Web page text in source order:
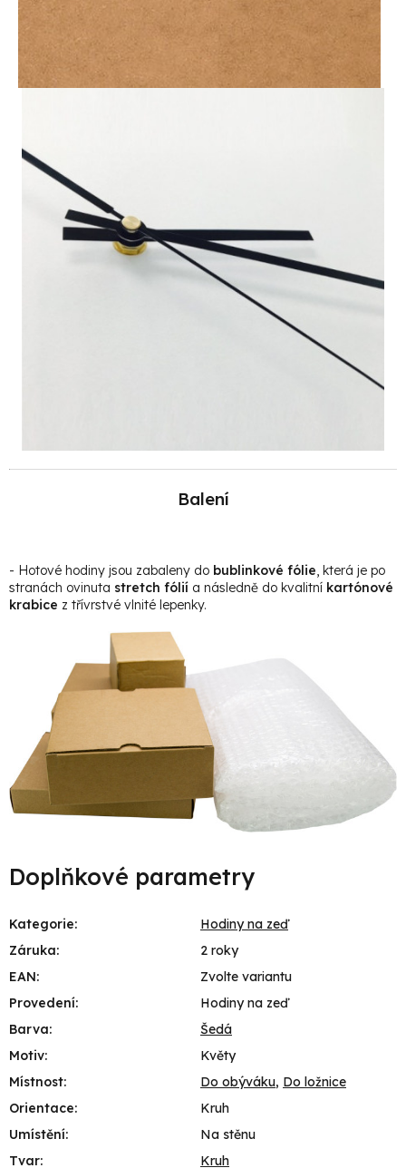
Balení
- Hotové hodiny jsou zabaleny do bublinkové fólie, která je po
stranách ovinuta stretch fólií a následně do kvalitní kartónové
krabice z třívrstvé vlnité lepenky.
Doplňkové parametry
Kategorie:
Hodiny na zeď
Záruka:
2 roky
EAN:
Zvolte variantu
Provedení:
Hodiny na zeď
Barva:
Šedá
Motiv:
Květy
Místnost: Do obýváku, Do ložnice
Orientace:
Kruh
Umístění:
Na stěnu
Tvar: Kruh